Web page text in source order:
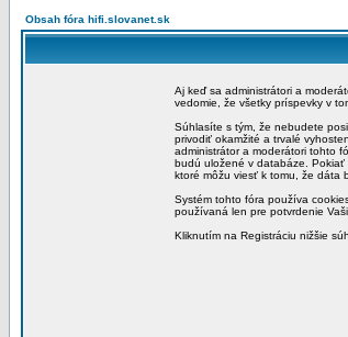
Obsah fóra hifi.slovanet.sk
Aj keď sa administrátori a
vedomie, že všetky príspevky v
Súhlasíte s tým, že nebudete
privodiť okamžité a trvalé
administrátor a moderátori tohto
budú uložené v databáze. Pokiať
ktoré môžu viesť k tomu, že dáta
Systém tohto fóra používa
používaná len pre potvrdenie
Kliknutím na Registráciu nižšie